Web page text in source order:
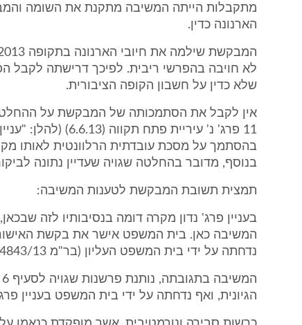
מתקבלות הייתה המשיבה מתקנת את השומה
הארנונה כדין.
לא חויבה בהפרשי ריבית. לפיכך דרישתה לקבל
שלא כדין על חשבון הקופה הציבורית.
11 פרג' נ' עיריית פתח
בהסתמך על מסכת עובדתית הרלוונטית לאותו
בנוסף, מדובר בהחלטה שגויה שעדיין נתונה
תמצית תשובת המבקשת לטענות המשיבה:
בעניין פרג' נדון מקרה דומה בנסיבותיו לזה
המשיבה כאן. בית המשפט אישר את בקשת
נדחתה על ידי בית המשפט העליון (בר"מ 4843/13 עיריית פתח תקוה נ' פרג').
הגיונית, ואף נדחתה על ידי בית המשפט בעניין